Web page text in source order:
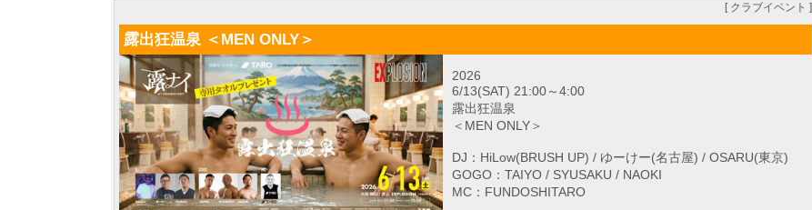
[ クラブイベント ]
露出狂温泉 ＜MEN ONLY＞
2026
6/13(SAT) 21:00～4:00
露出狂温泉
＜MEN ONLY＞
DJ：HiLow(BRUSH UP) / ゆーけー(名古屋) / OSARU(東京)
GOGO：TAIYO / SYUSAKU / NAOKI
MC：FUNDOSHITARO